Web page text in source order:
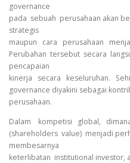
governance
pada sebuah perusahaan akan
strategis
maupun cara perusahaan
Perubahan tersebut secara
pencapaian
kinerja secara keseluruhan.
governance diyakini sebagai
perusahaan.
Dalam kompetisi global,
(shareholders value) menjadi
membesarnya
keterlibatan institutional investor,